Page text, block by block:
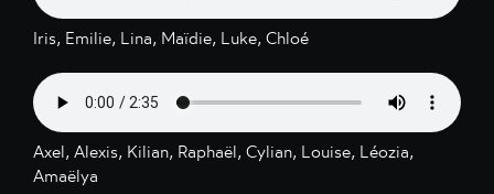
Iris, Emilie, Lina, Maïdie, Luke, Chloé
Axel, Alexis, Kilian, Raphaël, Cylian, Louise, Léozia,
Amaëlya